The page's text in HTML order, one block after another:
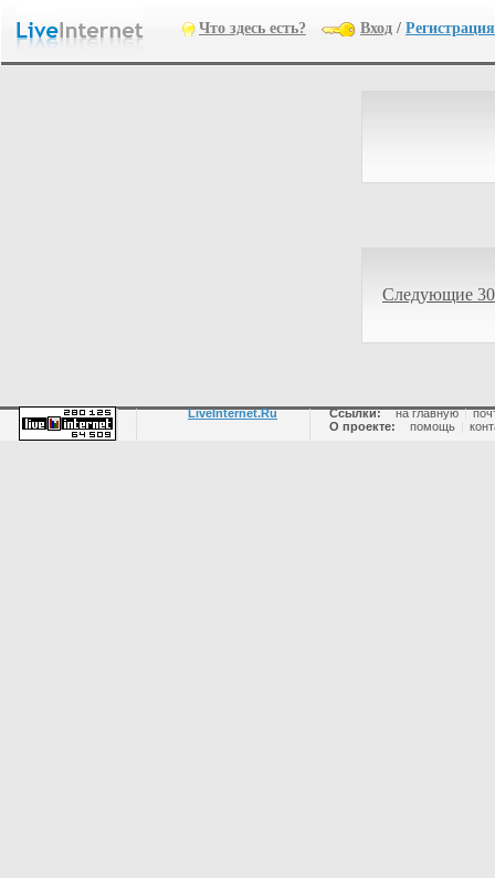
Что здесь есть? Вход / Регистрация
Следующие
LiveInternet.Ru Ссылки: на главную |
О проекте:
помощь